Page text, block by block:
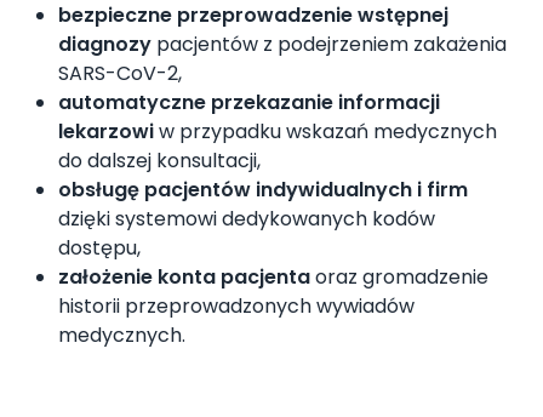
bezpieczne przeprowadzenie wstępnej
diagnozy pacjentów z podejrzeniem zakażenia
SARS-CoV-2,
automatyczne przekazanie informacji
lekarzowiw przypadku wskazań medycznych
do dalszej konsultacji,
obsługę pacjentów indywidualnych i firm
dzięki systemowi dedykowanych kodów
dostępu,
założenie konta pacjentaoraz gromadzenie
historii przeprowadzonych wywiadów
medycznych.